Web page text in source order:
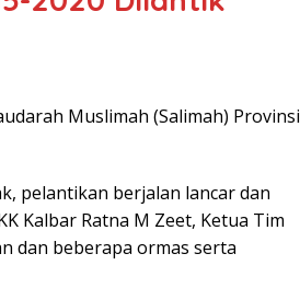
Muslimah (Salimah) Provinsi
pelantikan berjalan lancar dan
Kalbar Ratna M Zeet, Ketua Tim
dan beberapa ormas serta